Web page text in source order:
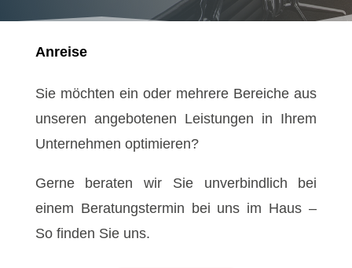
Anreise
Sie möchten ein oder mehrere Bereiche aus
unseren angebotenen Leistungen in Ihrem
Unternehmen optimieren?
Gerne beraten wir Sie unverbindlich bei
einem Beratungstermin bei uns im Haus –
So finden Sie uns.